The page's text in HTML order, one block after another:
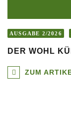
AUSGABE 2/2026
DER WOHL
ZUM